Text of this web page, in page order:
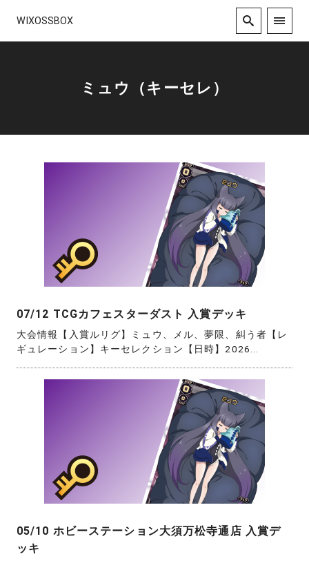
WIXOSSBOX
ミュウ（キーセレ）
07/12 TCGカフェスターダスト 入賞デッキ
大会情報【入賞ルリグ】ミュウ、メル、夢限、糾う者【レ
ギュレーション】キーセレクション【日時】2026...
05/10 ホビーステーション大須万松寺通店 入賞デ
ッキ